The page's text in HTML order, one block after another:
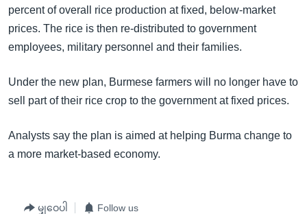
ကြည့်
ရန်
ရှာဖွေ
နေရာ
သို့
ရန်
ဘာသာစကားများ
percent of overall rice production at fixed, below-market
prices. The rice is then re-distributed to government
employees, military personnel and their families.
Under the new plan, Burmese farmers will no longer have to
sell part of their rice crop to the government at fixed prices.
Analysts say the plan is aimed at helping Burma change to
a more market-based economy.
မျှဝေပါ Follow us